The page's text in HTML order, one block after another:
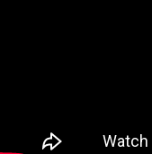
付款後7-11取貨